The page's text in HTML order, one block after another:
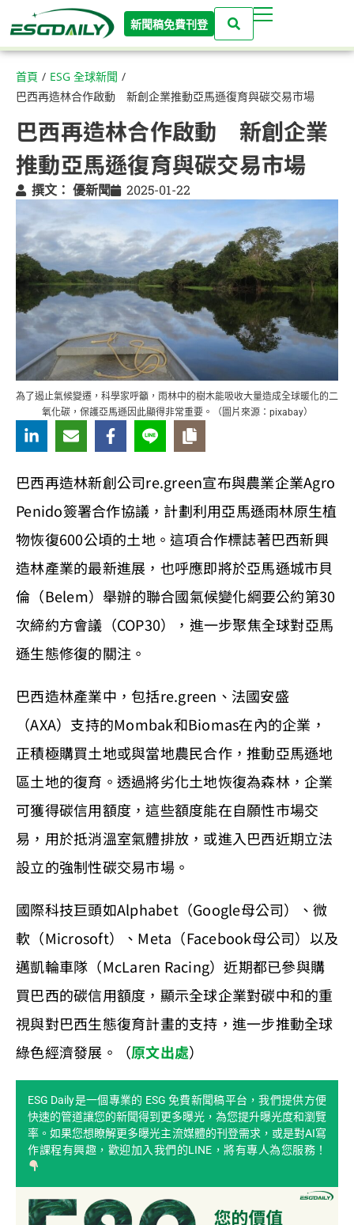
新聞稿免費刊登
首頁 / ESG 全球新聞 /
巴西再造林合作啟動 新創企業推動亞馬遜復育與碳交易市場
巴西再造林合作啟動 新創企業
推動亞馬遜復育與碳交易市場
撰文： 優新聞 2025-01-22
為了遏止氣候變遷，科學家呼籲，雨林中的樹木能吸收大量造成全球暖化的二
氧化碳，保護亞馬遜因此顯得非常重要。（圖片來源：pixabay）
巴西再造林新創公司re.green宣布與農業企業Agro
Penido簽署合作協議，計劃利用亞馬遜雨林原生植
物恢復600公頃的土地。這項合作標誌著巴西新興
造林產業的最新進展，也呼應即將於亞馬遜城市貝
倫（Belem）舉辦的聯合國氣候變化綱要公約第30
次締約方會議（COP30），進一步聚焦全球對亞馬
遜生態修復的關注。
巴西造林產業中，包括re.green、法國安盛
（AXA）支持的Mombak和Biomas在內的企業，
正積極購買土地或與當地農民合作，推動亞馬遜地
區土地的復育。透過將劣化土地恢復為森林，企業
可獲得碳信用額度，這些額度能在自願性市場交
易，用於抵消溫室氣體排放，或進入巴西近期立法
設立的強制性碳交易市場。
國際科技巨頭如Alphabet（Google母公司）、微
軟（Microsoft）、Meta（Facebook母公司）以及
邁凱輪車隊（McLaren Racing）近期都已參與購
買巴西的碳信用額度，顯示全球企業對碳中和的重
視與對巴西生態復育計畫的支持，進一步推動全球
綠色經濟發展。（原文出處）
ESG Daily是一個專業的 ESG 免費新聞稿平台，我們提供方便
快速的管道讓您的新聞得到更多曝光，為您提升曝光度和瀏覽
率。如果您想瞭解更多曝光主流媒體的刊登需求，或是對AI寫
作課程有興趣，歡迎加入我們的LINE，將有專人為您服務！